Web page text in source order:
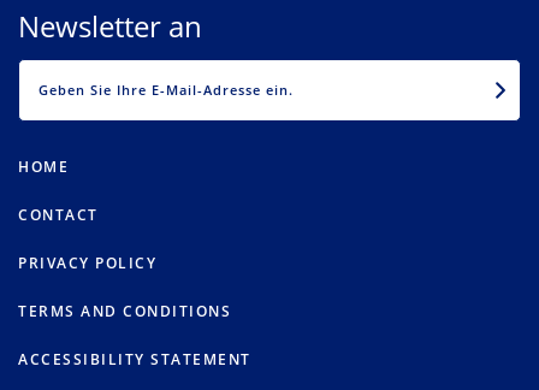
Newsletter an
HOME
CONTACT
PRIVACY POLICY
TERMS AND CONDITIONS
ACCESSIBILITY STATEMENT